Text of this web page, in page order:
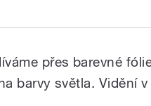
přes barevné
barvy světla. Vidění v